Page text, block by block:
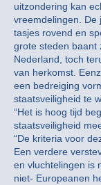
uitzondering kan
vreemdelingen. De
tasjes rovend en
grote steden baant
Nederland, toch
van herkomst.
een bedreiging
staatsveiligheid te
“Het is hoog tijd
staatsveiligheid
“De kriteria voor
Een verdere
en vluchtelingen is
niet- Europeanen